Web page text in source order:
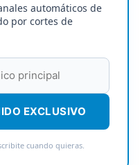
automáticos de
por cortes de
EXCLUSIVO
cuando quieras.